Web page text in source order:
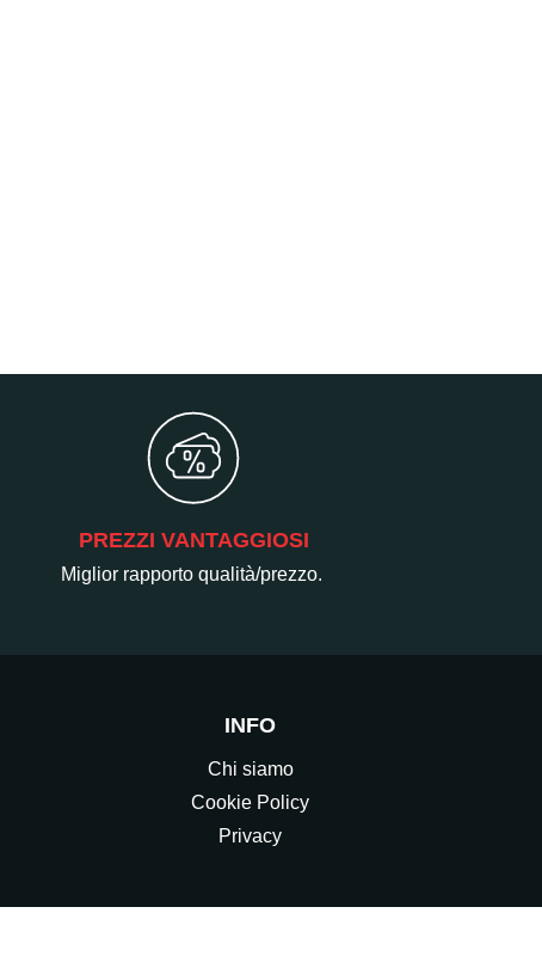
PREZZI VANTAGGIOSI
Miglior rapporto qualità/prezzo.
INFO
Chi siamo
Cookie Policy
Privacy